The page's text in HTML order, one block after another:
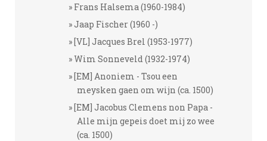
Frans Halsema (1960-1984)
Jaap Fischer (1960 -)
[VL] Jacques Brel (1953-1977)
Wim Sonneveld (1932-1974)
[EM] Anoniem - Tsou een
meysken gaen om wijn (ca. 1500)
[EM] Jacobus Clemens non Papa -
Alle mijn gepeis doet mij zo wee
(ca. 1500)